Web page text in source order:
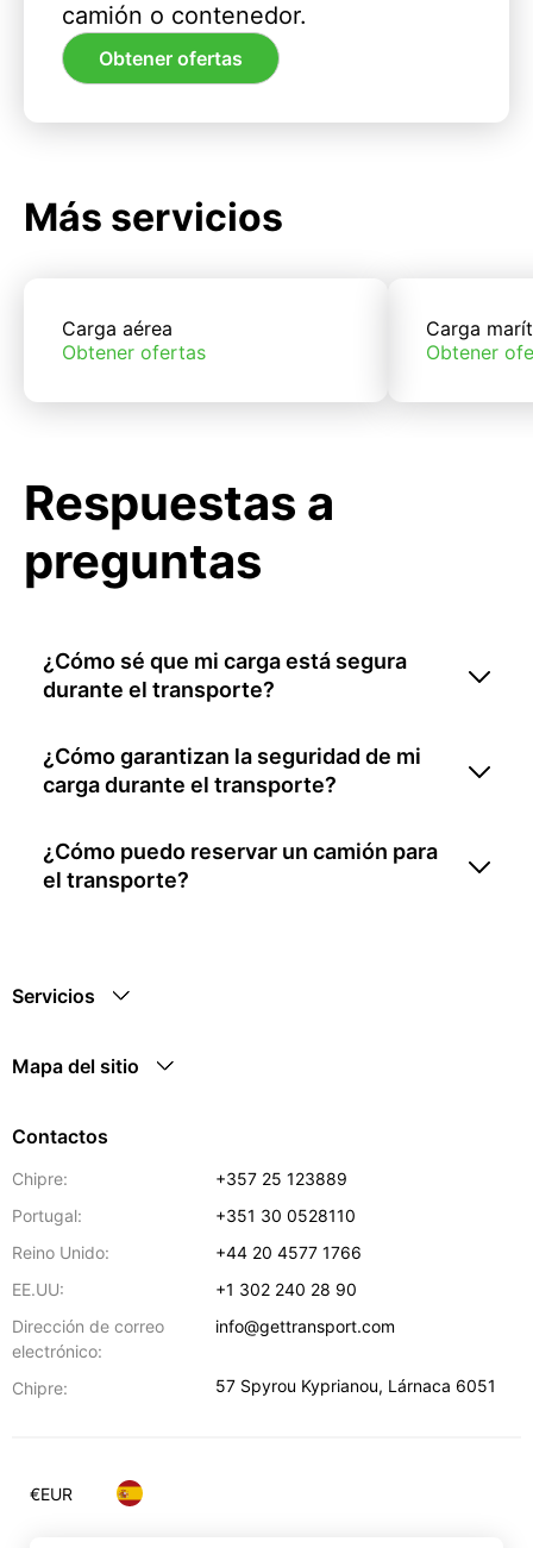
camión o contenedor.
Obtener ofertas
Más servicios
Carga aérea
Obtener ofertas
Carga
Obtener
Respuestas a
preguntas
¿Cómo sé que mi carga está segura
durante el transporte?
¿Cómo garantizan la seguridad de mi
carga durante el transporte?
¿Cómo puedo reservar un camión para
el transporte?
Servicios
Mapa del sitio
Contactos
Chipre:
+357 25 123889
Portugal:
+351 30 0528110
Reino Unido:
+44 20 4577 1766
EE.UU:
+1 302 240 28 90
Dirección de correo
electrónico:
info@gettransport.com
Chipre: 57 Spyrou Kyprianou, Lárnaca 6051
€EUR